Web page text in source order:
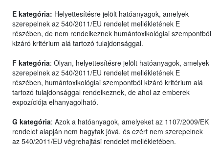
E kategória: Helyettesítésre jelölt hatóanyagok, amelyek
szerepelnek az 540/2011/EU rendelet mellékletének E
részében, de nem rendelkeznek humántoxikológiai szempontból
kizáró kritérium alá tartozó tulajdonsággal.
F kategória: Olyan, helyettesítésre jelölt hatóanyagok, amelyek
szerepelnek az 540/2011/EU rendelet mellékletének E
részében, humántoxikológiai szempontból kizáró kritérium alá
tartozó tulajdonsággal rendelkeznek, de ahol az emberek
expozíciója elhanyagolható.
G kategória: Azok a hatóanyagok, amelyeket az 1107/2009/EK
rendelet alapján nem hagytak jóvá, és ezért nem szerepelnek
az 540/2011/EU végrehajtási rendelet mellékletében.